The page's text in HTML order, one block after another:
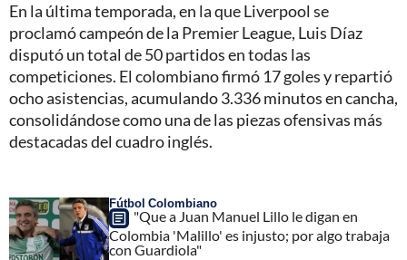
En la última temporada, en la que Liverpool se
proclamó campeón de la Premier League, Luis Díaz
disputó un total de 50 partidos en todas las
competiciones. El colombiano firmó 17 goles y repartió
ocho asistencias, acumulando 3.336 minutos en cancha,
consolidándose como una de las piezas ofensivas más
destacadas del cuadro inglés.
Fútbol Colombiano
"Que a Juan Manuel Lillo le digan en
Colombia 'Malillo' es injusto; por algo trabaja
con Guardiola"